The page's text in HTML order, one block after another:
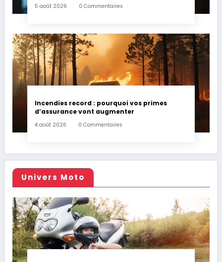
5 août 2026 0 Commentaires
Incendies record : pourquoi vos primes
d’assurance vont augmenter
4 août 2026 0 Commentaires
Univers Moto